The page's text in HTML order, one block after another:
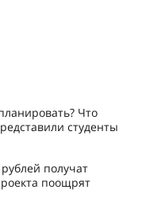
Что
студенты
получат
поощрят